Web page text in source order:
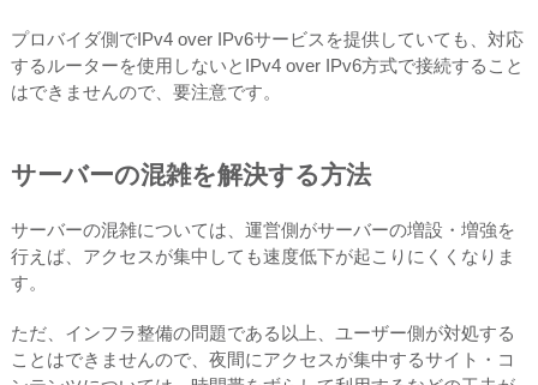
プロバイダ側でIPv4 over IPv6サービスを提供していても、対応
するルーターを使用しないとIPv4 over IPv6方式で接続すること
はできませんので、要注意です。
サーバーの混雑を解決する方法
サーバーの混雑については、運営側がサーバーの増設・増強を
行えば、アクセスが集中しても速度低下が起こりにくくなりま
す。
ただ、インフラ整備の問題である以上、ユーザー側が対処する
ことはできませんので、夜間にアクセスが集中するサイト・コ